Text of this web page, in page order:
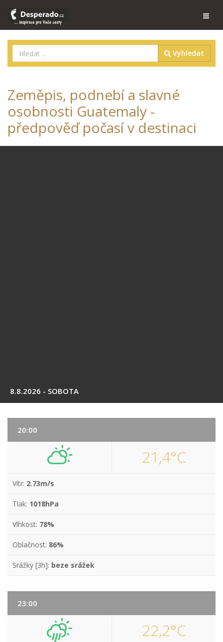
Vyhledat
Zeměpis, podnebí a slavné
osobnosti Guatemaly -
předpověď počasí v destinaci
8.8.2026 - SOBOTA
20:00
21,4°C
Vítr: 2.73m/s
Tlak: 1018hPa
Vlhkost: 78%
Oblačnost: 86%
Srážky [3h]: beze srážek
23:00
22,2°C